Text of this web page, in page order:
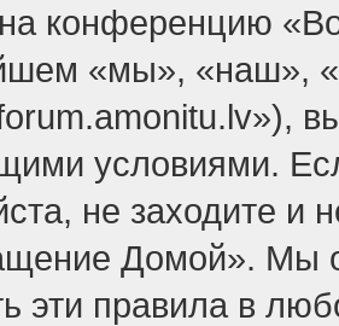
конференцию
«мы», «наш»,
условиями.
не заходите и
Домой». Мы
эти правила в